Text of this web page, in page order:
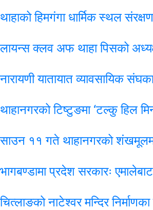
थाहाको हिमगंगा धार्मिक स्थल संरक्षण
लायन्स क्लव अफ थाहा पिसको
नारायणी यातायात व्यावसायिक
थाहानगरको टिष्टुङमा ‘टल्कु हिल
साउन ११ गते थाहानगरको
भागबण्डामा प्रदेश सरकारः
चित्लाङको नाटेश्वर मन्दिर